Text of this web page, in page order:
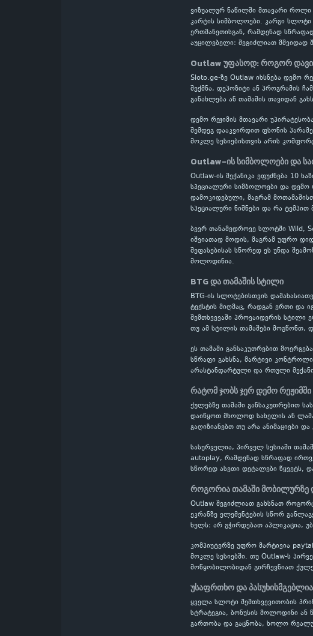
ვიზუალურ ნაწილში მთავარი როლი
კარტის სიმბოლოები. კარგი
ერთმანეთისგან, რამდენად
აუცილებელი: შეგიძლიათ მშვიდად
Outlaw უფასოდ: როგორ
Sloto.ge-ზე Outlaw იხსნება დემო
შექმნა, დეპოზიტი ან პროგრამის
განახლება ან თამაშის თავიდან
დემო რეჟიმის მთავარი
შემდეგ დააკვირდით ფსონის
მოკლე სესიებისთვის არის
Outlaw-ის სიმბოლოები და
Outlaw-ის მექანიკა ეფუძნება 10
სპეციალური სიმბოლოები და დემო
დამოკიდებული, მაგრამ
სპეციალური ნიშნები და რა
ბევრ თანამედროვე სლოტში Wild,
იშვიათად მოდის, მაგრამ უფრო
შეფასებისას სწორედ ეს უნდა
მოლოდინია.
BTG და თამაშის სტილი
BTG-ის სლოტებისთვის
ტექსტის მიღმაც, რადგან ერთი და
შემთხვევაში პროვაიდერის სტილი
თუ ამ სტილის თამაშები მოგწონთ,
ეს თამაში განსაკუთრებით
სწრაფი გახსნა, მარტივი
არასტანდარტული და რთული
რატომ ჯობს ჯერ დემო
ქულებზე თამაში განსაკუთრებით
დაიწყოთ მხოლოდ სახელის ან
გაღიზიანებთ თუ არა ანიმაციები
სასურველია, პირველ სესიაში
autoplay, რამდენად სწრაფად
სწორედ ასეთი დეტალები წყვეტს,
როგორია თამაში მობილურზე
Outlaw შეგიძლიათ გახსნათ
ეკრანზე ელემენტების სწორ
ხელს: არ გჭირდებათ აპლიკაცია,
კომპიუტერზე უფრო მარტივია
მოკლე სესიებში. თუ Outlaw-ს
მოწყობილობიდან გირჩევნიათ
უსაფრთხო და
ყველა სლოტი შემთხვევითობის
სტრატეგია, ბონუსის მოლოდინი ან
გართობა და გაცნობა, ხოლო